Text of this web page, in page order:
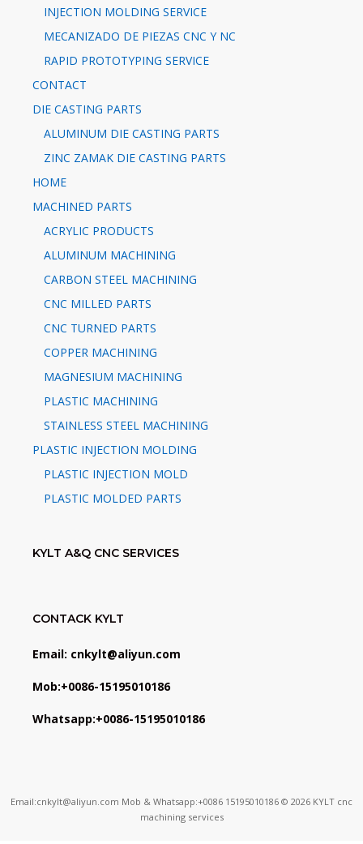
INJECTION MOLDING SERVICE
MECANIZADO DE PIEZAS CNC Y NC
RAPID PROTOTYPING SERVICE
CONTACT
DIE CASTING PARTS
ALUMINUM DIE CASTING PARTS
ZINC ZAMAK DIE CASTING PARTS
HOME
MACHINED PARTS
ACRYLIC PRODUCTS
ALUMINUM MACHINING
CARBON STEEL MACHINING
CNC MILLED PARTS
CNC TURNED PARTS
COPPER MACHINING
MAGNESIUM MACHINING
PLASTIC MACHINING
STAINLESS STEEL MACHINING
PLASTIC INJECTION MOLDING
PLASTIC INJECTION MOLD
PLASTIC MOLDED PARTS
KYLT A&Q CNC SERVICES
CONTACK KYLT
Email: cnkylt@aliyun.com
Mob:+0086-15195010186
Whatsapp:+0086-15195010186
Email:cnkylt@aliyun.com Mob & Whatsapp:+0086 15195010186 © 2026 KYLT cnc
machining services